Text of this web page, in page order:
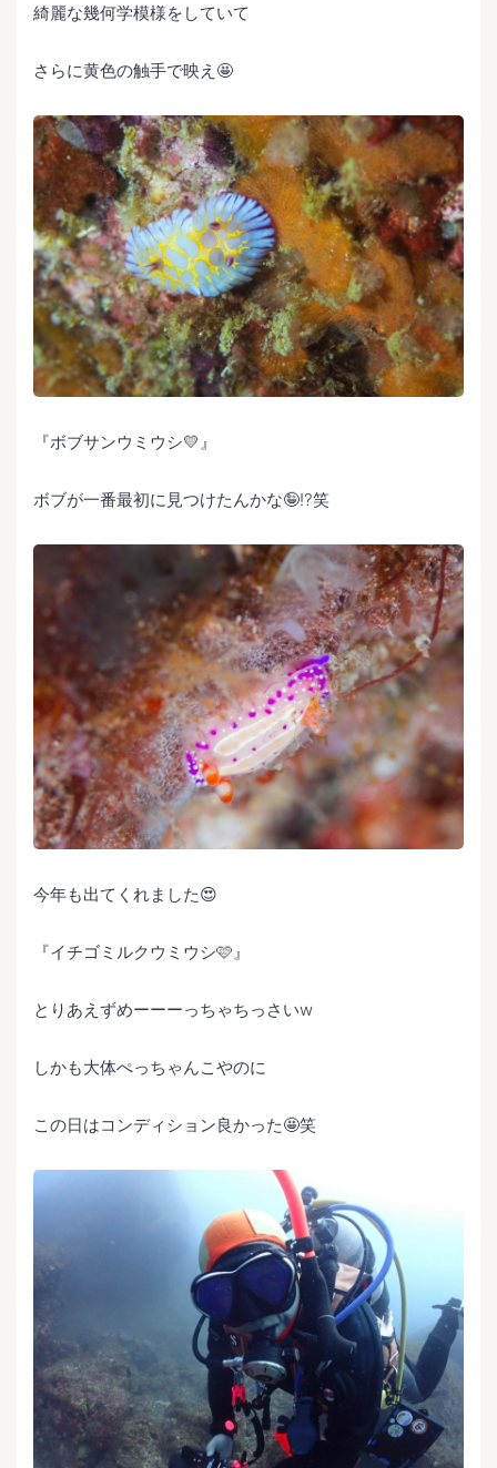
綺麗な幾何学模様をしていて
さらに黄色の触手で映え🤩
『ボブサンウミウシ💛』
ボブが一番最初に見つけたんかな🤪⁉️笑
今年も出てくれました😍
『イチゴミルクウミウシ🩷』
とりあえずめーーーっちゃちっさいw
しかも大体ぺっちゃんこやのに
この日はコンディション良かった🤩笑